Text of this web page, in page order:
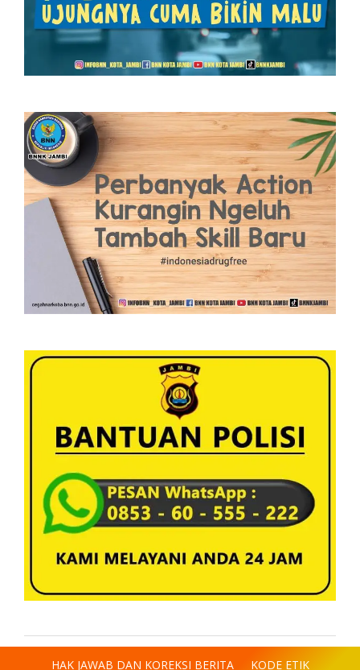
HAK JAWAB DAN KOREKSI BERITA KODE ETIK